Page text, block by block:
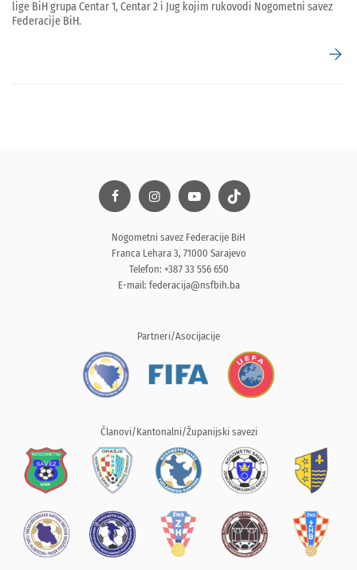
lige BiH grupa Centar 1, Centar 2 i Jug kojim rukovodi Nogometni savez
Federacije BiH.
arrow_forward
Nogometni savez Federacije BiH
Franca Lehara 3, 71000 Sarajevo
Telefon: +387 33 556 650
E-mail: federacija@nsfbih.ba
Partneri/Asocijacije
Članovi/Kantonalni/Županijski savezi